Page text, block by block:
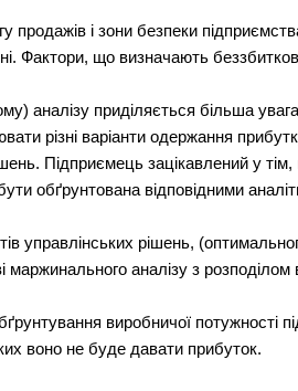
продажів і зони безпеки
Фактори, що визначають
аналізу приділяється більша
різні варіанти одержання
Підприємець зацікавлений у
обґрунтована відповідними
управлінських рішень,
маржинального аналізу з розподілом
виробничої потужності
воно не буде давати прибуток.